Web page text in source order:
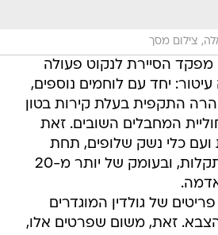
צילום מסך
מפקד הסיירת לנקוט פעולה
עיטור: יחד עם לוחמים נוספים,
התקפית בעלת קירות בטון
המחבלים השובים. זאת
כלי נשק שלופים, תחת
סכנה ברורה של היתקלות, ובעומק של יותר מ-20
של גולדין המוגדרים
זאת, משום שפרטים אלו,